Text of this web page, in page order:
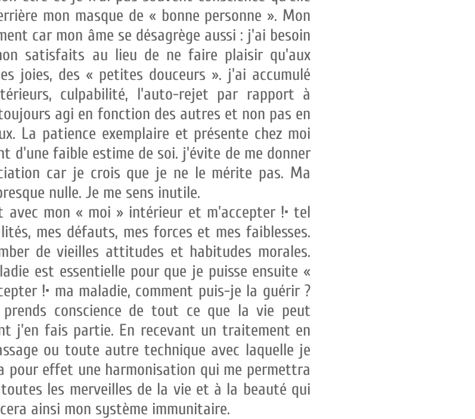
mon masque de « bonne personne ». Mon
car mon âme se désagrège aussi : j'ai besoin
satisfaits au lieu de ne faire plaisir qu'aux
joies, des « petites douceurs ». j'ai accumulé
culpabilité, l'auto-rejet par rapport à
agi en fonction des autres et non pas en
La patience exemplaire et présente chez moi
d'une faible estime de soi. j'évite de me donner
car je crois que je ne le mérite pas. Ma
nulle. Je me sens inutile.
avec mon « moi » intérieur et m'accepter !• tel
mes défauts, mes forces et mes faiblesses.
de vieilles attitudes et habitudes morales.
est essentielle pour que je puisse ensuite «
!• ma maladie, comment puis-je la guérir ?
conscience de tout ce que la vie peut
j'en fais partie. En recevant un traitement en
ou toute autre technique avec laquelle je
pour effet une harmonisation qui me permettra
les merveilles de la vie et à la beauté qui
ainsi mon système immunitaire.